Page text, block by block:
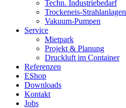
Techn. Industriebedarf
Trockeneis-Strahlanlagen
Vakuum-Pumpen
Service
Mietpark
Projekt & Planung
Druckluft im Container
Referenzen
EShop
Downloads
Kontakt
Jobs